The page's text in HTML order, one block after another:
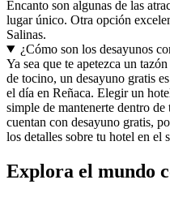
Encanto son algunas de las
lugar único. Otra opción
Salinas.
¿Cómo son los desayunos
Ya sea que te apetezca un
de tocino, un desayuno gratis
el día en Reñaca. Elegir un
simple de mantenerte dentro
cuentan con desayuno gratis,
los detalles sobre tu hotel en el
Explora el mundo